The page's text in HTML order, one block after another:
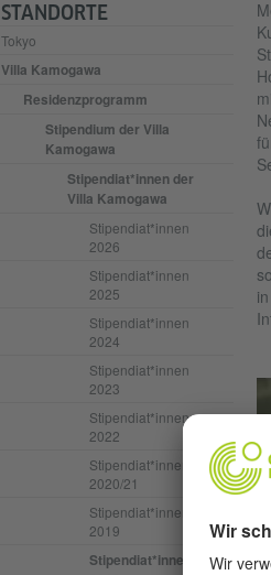
STANDORTE
Tokyo
Villa Kamogawa
Residenzprogramm
Stipendium der Villa
Kamogawa
Stipendiat*innen der
Villa Kamogawa
Stipendiat*innen
2026
Stipendiat*innen
2025
Stipendiat*innen
2024
Stipendiat*innen
2023
Stipendiat*innen
2022
Stipendiat*innen
2020/21
Stipendiat*innen
2019
Stipendiat*innen